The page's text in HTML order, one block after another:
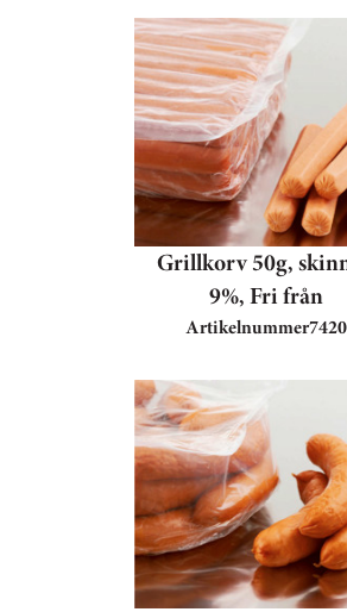
Grillkorv 50g,
9%, Fri från
Artikelnummer7420